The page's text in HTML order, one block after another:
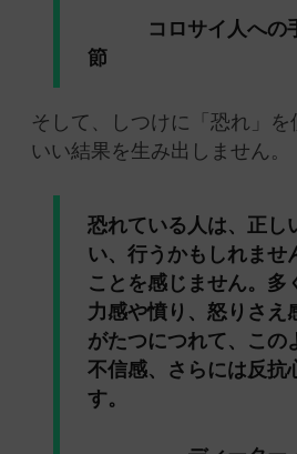
コロサイ人への手
節
そして、しつけに「恐れ」を
いい結果を生み出しません。
恐れている人は、正し
い、行うかもしれませ
ことを感じません。多
力感や憤り、怒りさえ
がたつにつれて、この
不信感、さらには反抗
す。